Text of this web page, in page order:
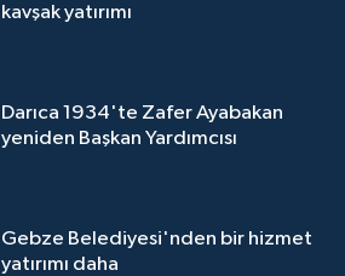
kavşak yatırımı
Darıca 1934'te Zafer Ayabakan
yeniden Başkan Yardımcısı
Gebze Belediyesi'nden bir hizmet
yatırımı daha